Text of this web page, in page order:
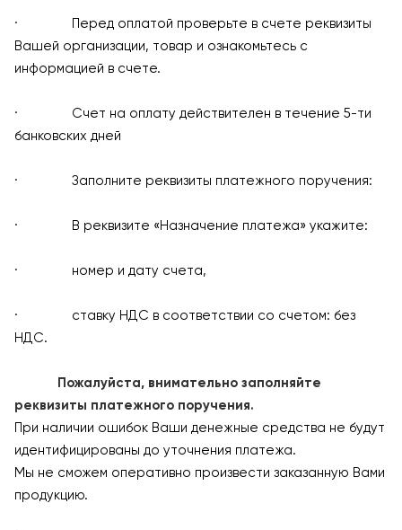
· Перед оплатой проверьте в счете реквизиты
Вашей организации, товар и ознакомьтесь с
информацией в счете.
· Счет на оплату действителен в течение 5-ти
банковских дней
· Заполните реквизиты платежного поручения:
· В реквизите «Назначение платежа» укажите:
· номер и дату счета,
· ставку НДС в соответствии со счетом: без
НДС.
Пожалуйста, внимательно заполняйте
реквизиты платежного поручения.
При наличии ошибок Ваши денежные средства не будут
идентифицированы до уточнения платежа.
Мы не сможем оперативно произвести заказанную Вами
продукцию.